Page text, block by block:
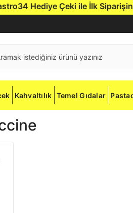
Hediye Çeki ile İlk Siparişinize
Kahvaltılık Temel Gıdalar